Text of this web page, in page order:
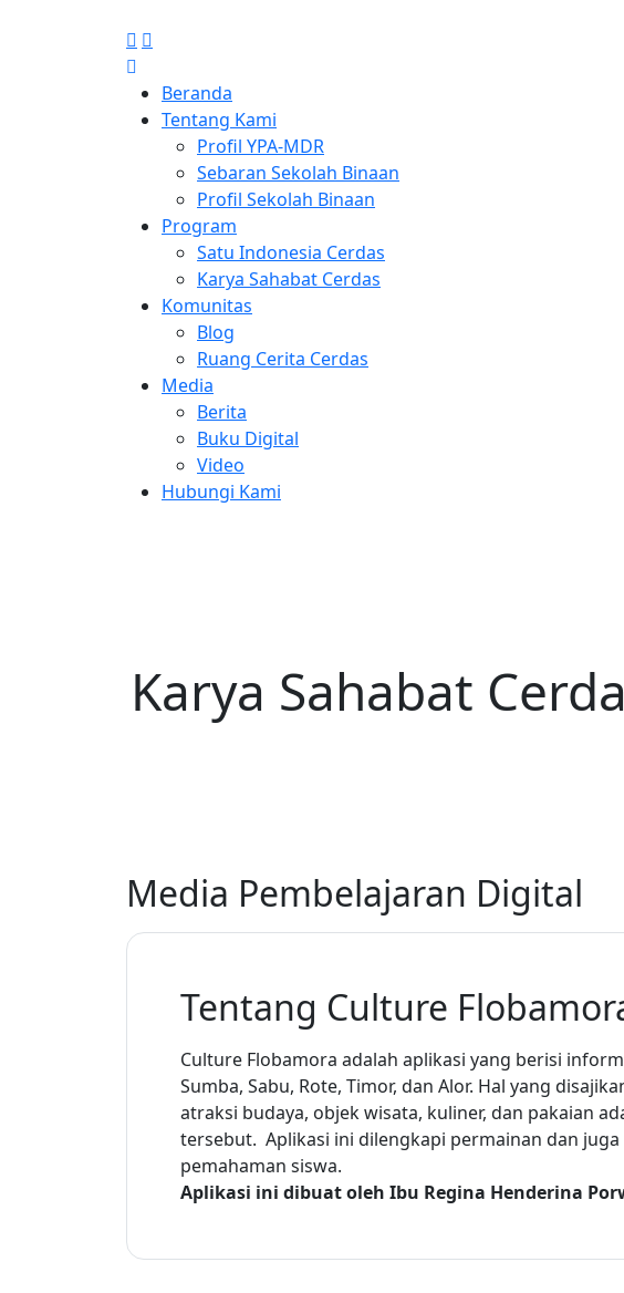
Beranda
Tentang Kami
Profil YPA-MDR
Sebaran Sekolah Binaan
Profil Sekolah Binaan
Program
Satu Indonesia Cerdas
Karya Sahabat Cerdas
Komunitas
Blog
Ruang Cerita Cerdas
Media
Berita
Buku Digital
Video
Hubungi Kami
Karya Sahabat
Media Pembelajaran Digital
Tentang Culture
Culture Flobamora adalah aplikasi yang berisi
Sumba, Sabu, Rote, Timor, dan Alor. Hal yang
atraksi budaya, objek wisata, kuliner, dan pakaian
tersebut. Aplikasi ini dilengkapi permainan dan
pemahaman siswa.
Aplikasi ini dibuat oleh Ibu Regina Henderina